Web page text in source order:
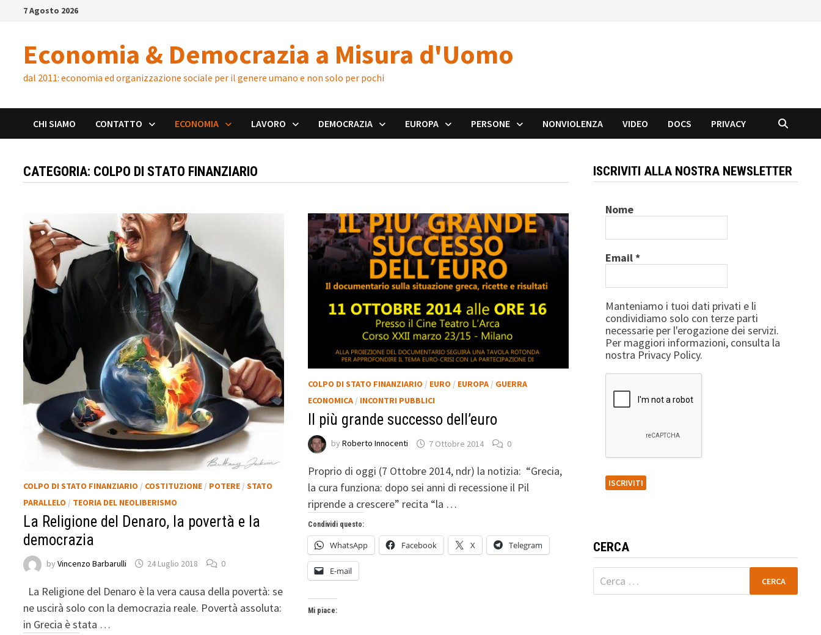
7 Agosto 2026
Economia & Democrazia a Misura d'Uomo
dal 2011: economia ed organizzazione sociale per il genere umano e non solo per pochi
CHI SIAMO CONTATTO ECONOMIA LAVORO DEMOCRAZIA EUROPA PERSONE NONVIOLENZA VIDEO DOCS PRIVACY
CATEGORIA: COLPO DI STATO FINANZIARIO
COLPO DI STATO FINANZIARIO / COSTITUZIONE / POTERE /STATO
PARALLELO / TEORIA DEL NEOLIBERISMO
La Religione del Denaro, la povertà e la
democrazia
byVincenzo Barbarulli 24 Luglio 2018 0
La Religione del Denaro è la vera causa della povertà: se
ne uscirà solo con la democrazia reale. Povertà assoluta:
in Grecia è stata …
COLPO DI STATO FINANZIARIO / EURO / EUROPA/ GUERRA
ECONOMICA/ INCONTRI PUBBLICI
Il più grande successo dell’euro
by Roberto Innocenti 7 Ottobre 2014 0
Proprio di oggi (7 Ottobre 2014, ndr) la notizia: “Grecia,
la cura funziona: dopo sei anni di recessione il Pil
riprende a crescere” recita “la …
Condividi questo:
WhatsApp Facebook X Telegram
E-mail
Mi piace:
ISCRIVITI ALLA NOSTRA NEWSLETTER
Nome
Email*
Manteniamo i tuoi dati privati e li
condividiamo solo con terze parti
necessarie per l'erogazione dei servizi.
Per maggiori informazioni, consulta la
nostra Privacy Policy.
CERCA
Ricerca
per: